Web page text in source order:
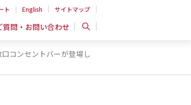
ト English サイトマップ
質問・お問い合わせ
コンセントバーが登場し